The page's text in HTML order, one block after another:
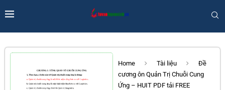
Home Tài liệu
Đề
cương ôn Quản Trị Chuỗi Cung
Ứng – HUIT PDF tải FREE